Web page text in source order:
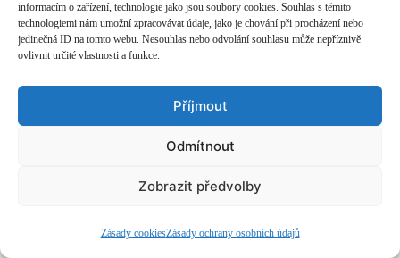
informacím o zařízení, technologie jako jsou soubory cookies. Souhlas s těmito
technologiemi nám umožní zpracovávat údaje, jako je chování při procházení nebo
jedinečná ID na tomto webu. Nesouhlas nebo odvolání souhlasu může nepříznivě
ovlivnit určité vlastnosti a funkce.
Příjmout
Odmítnout
Zobrazit předvolby
Zásady cookiesZásady ochrany osobních údajů
Facebook
Bandcamp
Mail
založeno 2001 | Kontaktujte nás:
©2026 HISvoice – design a adminAtelier Dokument